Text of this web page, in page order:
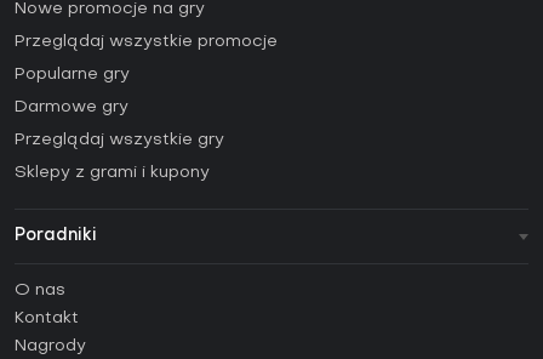
Nowe promocje na gry
Przeglądaj wszystkie promocje
Popularne gry
Darmowe gry
Przeglądaj wszystkie gry
Sklepy z grami i kupony
Poradniki
Poradniki
Jak aktywować klucz Steam (CD Key)?
O nas
Kontakt
Nagrody